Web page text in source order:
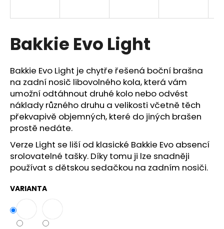
Bakkie Evo Light
Bakkie Evo Light je chytře řešená boční brašna
na zadní nosič libovolného kola, která vám
umožní odtáhnout druhé kolo nebo odvést
náklady různého druhu a velikosti včetně těch
překvapivě objemných, které do jiných brašen
prostě nedáte.
Verze Light se liší od klasické Bakkie Evo absencí
srolovatelné tašky. Díky tomu ji lze snadněji
používat s dětskou sedačkou na zadním nosiči.
VARIANTA
í
t
?
HLEDAT
D
o
o
r
u